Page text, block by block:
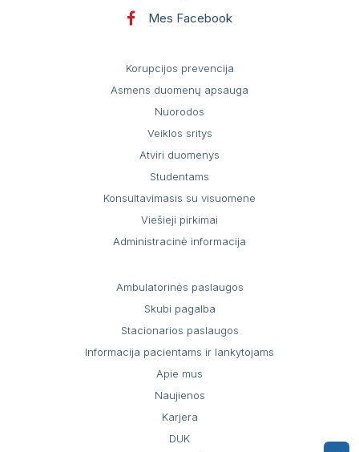
Mes Facebook
Korupcijos prevencija
Asmens duomenų apsauga
Nuorodos
Veiklos sritys
Atviri duomenys
Studentams
Konsultavimasis su visuomene
Viešieji pirkimai
Administracinė informacija
Ambulatorinės paslaugos
Skubi pagalba
Stacionarios paslaugos
Informacija pacientams ir lankytojams
Apie mus
Naujienos
Karjera
DUK